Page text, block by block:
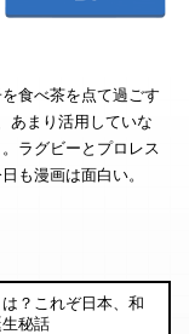
食べ茶を点て過ごす
あまり活用していな
ラグビーとプロレス
も漫画は面白い。
？これぞ日本、和
秘話